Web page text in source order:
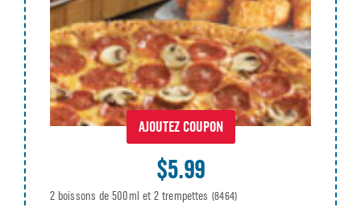
AJOUTEZ COUPON
$5.99
2 boissons de 500ml et 2 trempettes (8464)